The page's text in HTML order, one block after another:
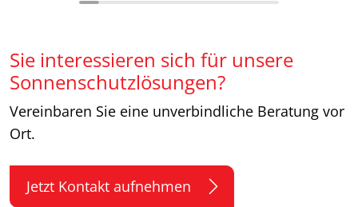
Sie interessieren sich für unsere
Sonnenschutzlösungen?
Vereinbaren Sie eine unverbindliche Beratung vor
Ort.
Jetzt Kontakt aufnehmen